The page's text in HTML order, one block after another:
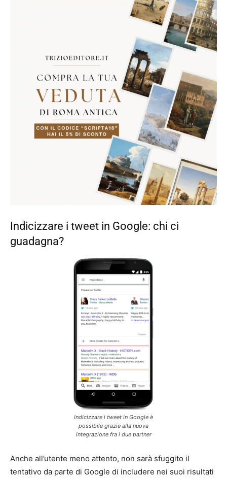
Indicizzare i tweet in Google: chi ci
guadagna?
Indicizzare i tweet in Google è
possibile grazie alla nuova
integrazione fra i due partner
Anche all’utente meno attento, non sarà sfuggito il
tentativo da parte di Google di includere nei suoi risultati